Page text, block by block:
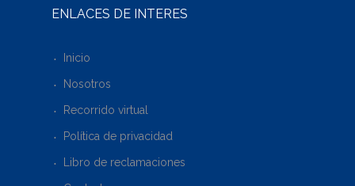
ENLACES DE INTERÉS
Inicio
Nosotros
Recorrido virtual
Política de privacidad
Libro de reclamaciones